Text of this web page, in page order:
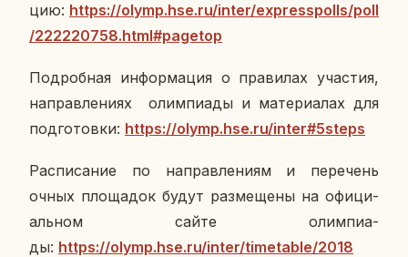
цию: https://olymp.hse.ru/inter/expresspolls/poll
/222220758.html#pagetop
По­дроб­ная ин­фор­ма­ция о пра­ви­лах уча­стия,
на­прав­ле­ни­ях олим­пи­а­ды и ма­те­ри­а­лах для
под­го­тов­ки: https://olymp.hse.ru/inter#5steps
Рас­пи­са­ние по на­прав­ле­ни­ям и пе­ре­чень
очных пло­ща­док будут раз­ме­ще­ны на офи­ци­
аль­ном сайте олим­пи­а­
ды: https://olymp.hse.ru/inter/timetable/2018